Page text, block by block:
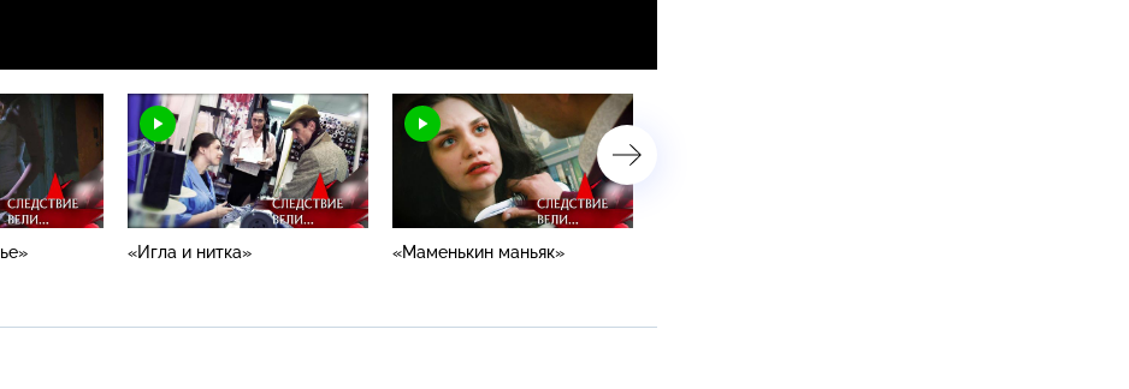
«Игла и нитка» «Маменькин маньяк»